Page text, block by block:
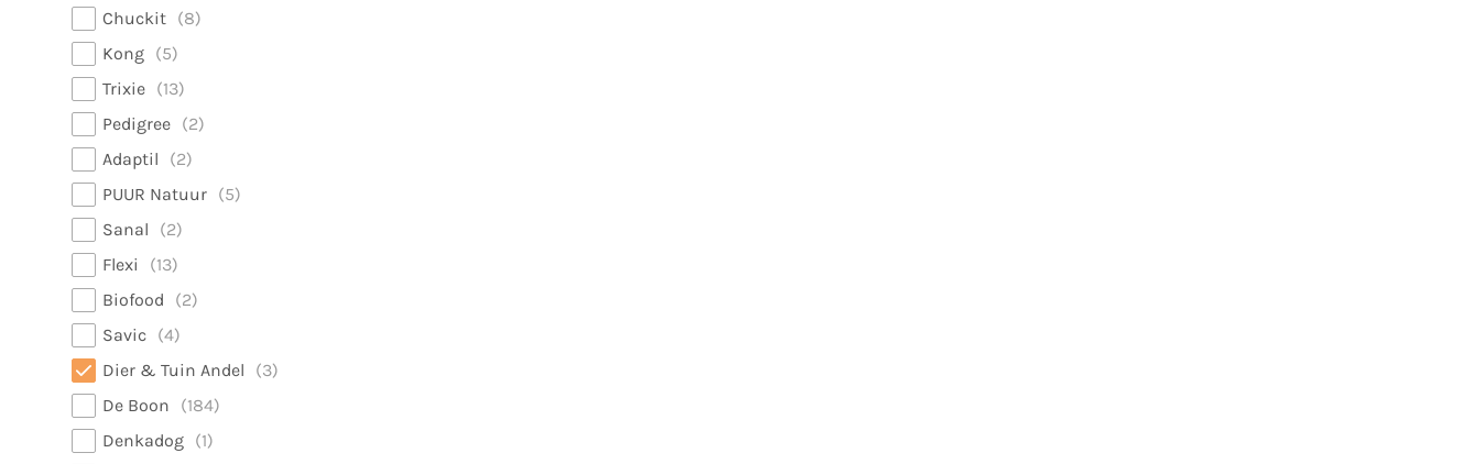
Chuckit
8
Kong
5
Trixie
13
Pedigree
2
Adaptil
2
PUUR Natuur
5
Sanal
2
Flexi
13
Biofood
2
Savic
4
Dier & Tuin Andel
3
De Boon
184
Denkadog
1